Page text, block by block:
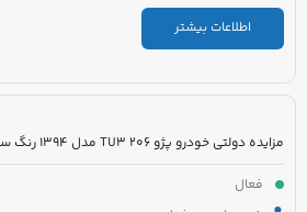
اطلاعات بیشتر
فعال